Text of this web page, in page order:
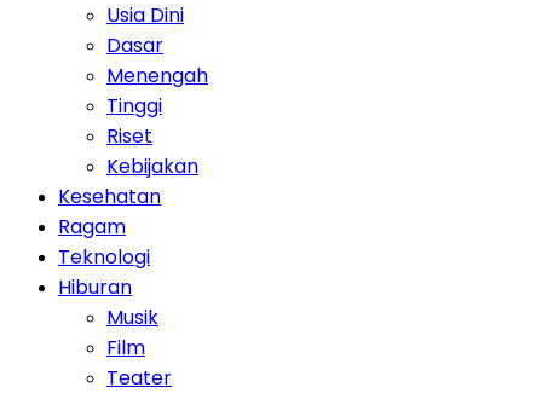
Usia Dini
Dasar
Menengah
Tinggi
Riset
Kebijakan
Kesehatan
Ragam
Teknologi
Hiburan
Musik
Film
Teater